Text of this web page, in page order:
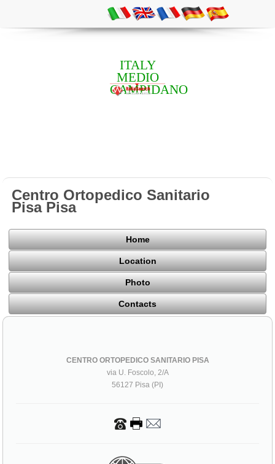
ITALY
MEDIO
CAMPIDANO
Centro Ortopedico Sanitario
Pisa Pisa
Home
Location
Photo
Contacts
CENTRO ORTOPEDICO SANITARIO PISA
via U. Foscolo, 2/A
56127 Pisa (PI)